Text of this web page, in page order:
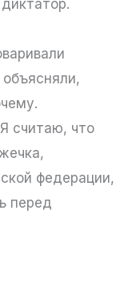
считаю, что
федерации,
перед